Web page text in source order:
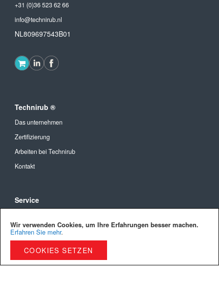
Wir verwenden Cookies, um Ihre Erfahrungen besser machen.
Erfahren Sie mehr.
COOKIES SETZEN
+31 (0)36 523 62 66
info@technirub.nl
NL809697543B01
Technirub ®
Das unternehmen
Zertifizierung
Arbeiten bei Technirub
Kontakt
Service
Versandkosten und Lieferung
Privacy Policy